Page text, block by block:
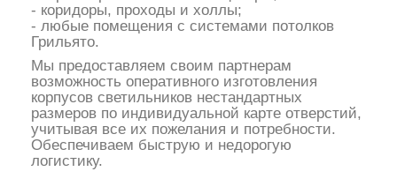
- коридоры, проходы и холлы;
- любые помещения с системами потолков
Грильято.
Мы предоставляем своим партнерам
возможность оперативного изготовления
корпусов светильников нестандартных
размеров по индивидуальной карте отверстий,
учитывая все их пожелания и потребности.
Обеспечиваем быструю и недорогую
логистику.